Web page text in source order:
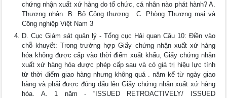
chứng nhận xuất xứ hàng do tổ chức, cá nhân nào phát hành? A.
Thương nhân. B. Bộ Công thương . C. Phòng Thương mại và
Công nghiệp Việt Nam 3
D. Cục Giám sát quản lý - Tổng cục Hải quan Câu 10: Điền vào
chỗ khuyết: Trong trường hợp Giấy chứng nhận xuất xứ hàng
hóa không được cấp vào thời điểm xuất khẩu, Giấy chứng nhận
xuất xứ hàng hóa được phép cấp sau và có giá trị hiệu lực tính
từ thời điểm giao hàng nhưng không quá . năm kể từ ngày giao
hàng và phải được đóng dấu lên Giấy chứng nhận xuất xứ hàng
hóa. A. 1 năm - “ISSUED RETROACTIVELY/ ISSUED